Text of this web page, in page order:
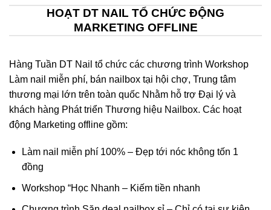
HOẠT DT NAIL TỔ CHỨC ĐỘNG
MARKETING OFFLINE
Hàng Tuần DT Nail tổ chức các chương trình Workshop
Làm nail miễn phí, bán nailbox tại hội chợ, Trung tâm
thương mại lớn trên toàn quốc Nhằm hỗ trợ Đại lý và
khách hàng Phát triển Thương hiệu Nailbox. Các hoạt
động Marketing offline gồm:
Làm nail miễn phí 100% – Đẹp tới nóc không tốn 1
đồng
Workshop “Học Nhanh – Kiếm tiền nhanh